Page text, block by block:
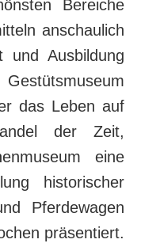
Bereiche
anschaulich
und Ausbildung
das Leben auf
der Zeit,
eine
historischer
Pferdewagen
präsentiert.